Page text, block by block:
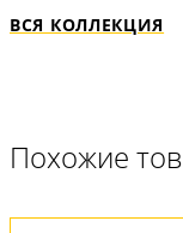
ВСЯ КОЛЛЕКЦИЯ
Похожие